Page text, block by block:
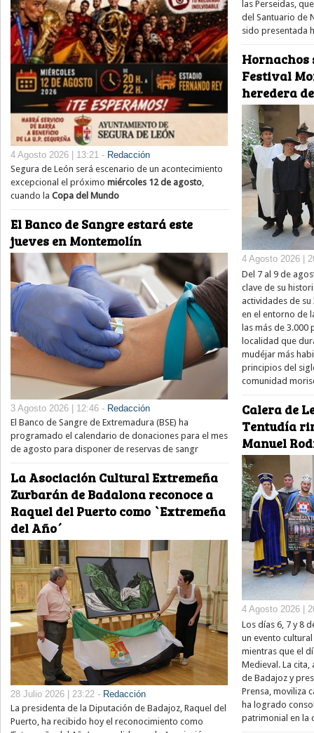
4 Agosto 2026 | 13:21 - Redacción
Segura de León será escenario de un acontecimiento
excepcional el próximo miércoles 12 de agosto
cuando la Copa del Mundo
El Banco de Sangre estará este
jueves en Montemolín
3 Agosto 2026 | 12:46 - Redacción
El Banco de Sangre de Extremadura (BSE) ha
programado el calendario de donaciones para el mes
de agosto para disponer de reservas de sangr
La Asociación Cultural Extremeña
Zurbarán de Badalona reconoce a
Raquel del Puerto como `Extremeña
del Año´
28 Julio 2026 | 23:22 - Redacción
La presidenta de la Diputación de Badajoz, Raquel del
Puerto, ha recibido hoy el reconocimiento como
las Perseidas,
del Santuario de
sido presentada
Hornachos
Festival
heredera
4 Agosto 2026 |
Del 7 al 9 de
clave de su
actividades de
en el entorno de
las más de
localidad que
mudéjar más
principios del
comunidad
Calera de
Tentudía
Manuel
4 Agosto 2026 |
Los días 6, 7 y 8
un evento
mientras que el
Medieval. La
de Badajoz y
Prensa, moviliza
ha logrado
patrimonial en la